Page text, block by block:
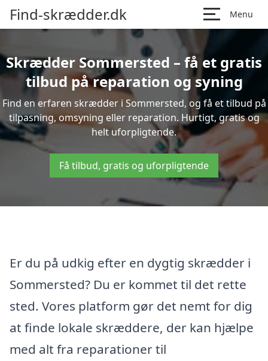
Find-skrædder.dk Menu
Skrædder Sommersted – få et gratis
tilbud på reparation og syning
Find en erfaren skrædder i Sommersted, og få et tilbud på
tilpasning, omsyning eller reparation. Hurtigt, gratis og
helt uforpligtende.
Få tilbud, gratis og uforpligtende
Er du på udkig efter en dygtig skrædder i
Sommersted? Du er kommet til det rette
sted. Vores platform gør det nemt for dig
at finde lokale skræddere, der kan hjælpe
med alt fra reparationer til